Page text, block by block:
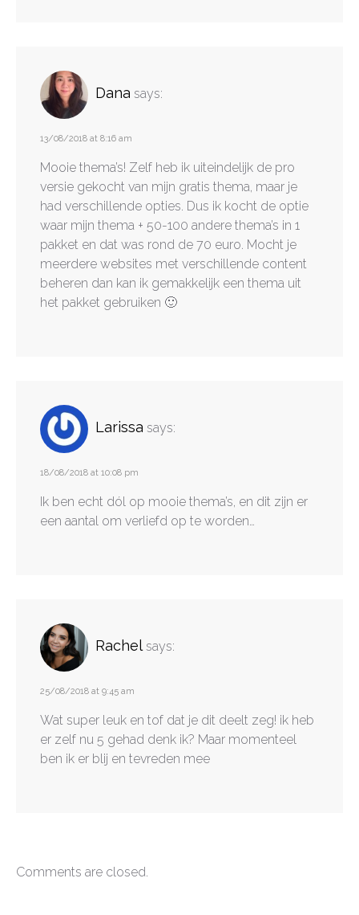
Dana says:
13/08/2018 at 8:16 am
Mooie thema’s! Zelf heb ik uiteindelijk de pro
versie gekocht van mijn gratis thema, maar je
had verschillende opties. Dus ik kocht de optie
waar mijn thema + 50-100 andere thema’s in 1
pakket en dat was rond de 70 euro. Mocht je
meerdere websites met verschillende content
beheren dan kan ik gemakkelijk een thema uit
het pakket gebruiken 🙂
Larissa says:
18/08/2018 at 10:08 pm
Ik ben echt dól op mooie thema’s, en dit zijn er
een aantal om verliefd op te worden…
Rachel says:
25/08/2018 at 9:45 am
Wat super leuk en tof dat je dit deelt zeg! ik heb
er zelf nu 5 gehad denk ik? Maar momenteel
ben ik er blij en tevreden mee
Comments are closed.